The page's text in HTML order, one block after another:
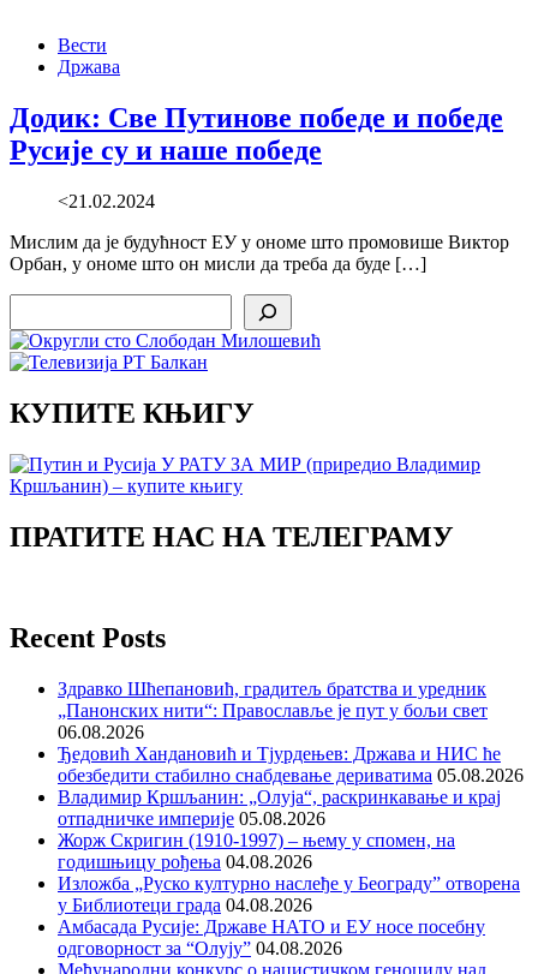
Вести
Држава
Додик: Све Путинове победе и победе
Русије су и наше победе
<21.02.2024
Мислим да је будућност ЕУ у ономе што промовише Виктор
Орбан, у ономе што он мисли да треба да буде […]
КУПИТЕ КЊИГУ
ПРАТИТЕ НАС НА ТЕЛЕГРАМУ
Recent Posts
Здравко Шћепановић, градитељ братства и уредник
„Панонских нити“: Православље је пут у бољи свет
06.08.2026
Ђедовић Хандановић и Тјурдењев: Држава и НИС ће
обезбедити стабилно снабдевање дериватима 05.08.2026
Владимир Кршљанин: „Олуја“, раскринкавање и крај
отпадничке империје 05.08.2026
Жорж Скригин (1910-1997) – њему у спомен, на
годишњицу рођења 04.08.2026
Изложба „Руско културно наслеђе у Београду” отворена
у Библиотеци града 04.08.2026
Амбасада Русије: Државе НАТО и ЕУ носе посебну
одговорност за “Олују” 04.08.2026